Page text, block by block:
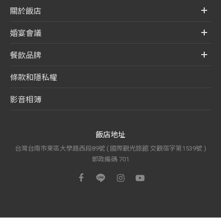
關於飯店
婚宴會議
餐飲品牌
條款和隱私權
影音相簿
飯店地址
台灣台南市東區大學路西段89號 ( 國際觀光旅館 交觀宿字第1539號 )
郵政編碼 701